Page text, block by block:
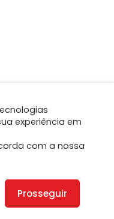
experiência em
com a nossa
Prosseguir